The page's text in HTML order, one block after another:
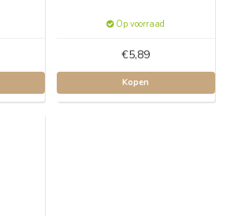
Op voorraad
€5,89
Kopen